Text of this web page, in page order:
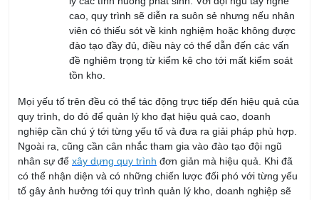
đào tạo đầy đủ, điều này có thể dẫn đến các vấn
đề nghiêm trọng từ kiểm kê cho tới mất kiểm soát
tồn kho.
Mọi yếu tố trên đều có thể tác động trực tiếp đến hiệu quả của
nghiệp cần chú ý tới từng yếu tố và đưa ra giải pháp phù hợp.
Ngoài ra, cũng cần cân nhắc tham gia vào đào tạo đội ngũ
nhân sự đểxây dựng quy trìnhđơn giản mà hiệu quả. Khi đã
có thể nhận diện và có những chiến lược đối phó với từng yếu
tố gây ảnh hưởng tới quy trình quản lý kho, doanh nghiệp sẽ
ngày càng phát triển mạnh mẽ, chất lượng cùng dịch vụ được
nâng cao và quan trọng nhất là xây dựng nên cầu nối vững